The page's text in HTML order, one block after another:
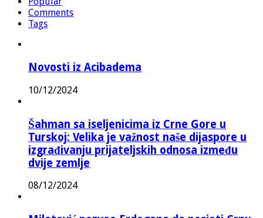
Comments
Tags
Novosti iz Acibadema
10/12/2024
Šahman sa iseljenicima iz Crne Gore u
Turskoj: Velika je važnost naše dijaspore u
izgrađivanju prijateljskih odnosa između
dvije zemlje
08/12/2024